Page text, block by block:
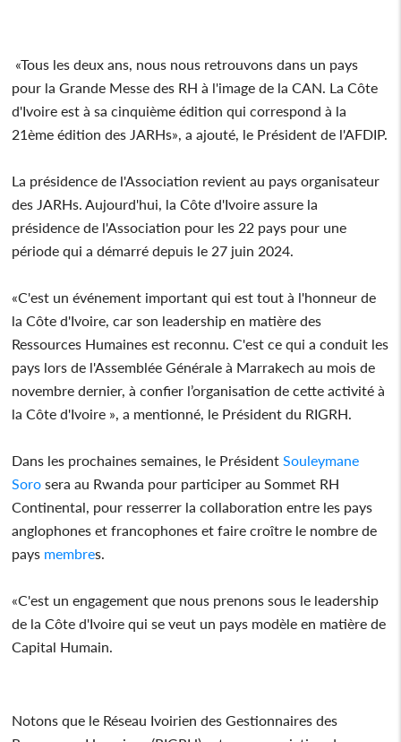
«Tous les deux ans, nous nous retrouvons dans un pays
pour la Grande Messe des RH à l'image de la CAN. La Côte
d'Ivoire est à sa cinquième édition qui correspond à la
21ème édition des JARHs», a ajouté, le Président de l'AFDIP.
La présidence de l'Association revient au pays organisateur
des JARHs. Aujourd'hui, la Côte d'Ivoire assure la
présidence de l'Association pour les 22 pays pour une
période qui a démarré depuis le 27 juin 2024.
«C'est un événement important qui est tout à l'honneur de
la Côte d'Ivoire, car son leadership en matière des
Ressources Humaines est reconnu. C'est ce qui a conduit les
pays lors de l'Assemblée Générale à Marrakech au mois de
novembre dernier, à confier l’organisation de cette activité à
la Côte d'Ivoire », a mentionné, le Président du RIGRH.
Dans les prochaines semaines, le Président Souleymane
Soro sera au Rwanda pour participer au Sommet RH
Continental, pour resserrer la collaboration entre les pays
anglophones et francophones et faire croître le nombre de
pays membres.
«C'est un engagement que nous prenons sous le leadership
de la Côte d'Ivoire qui se veut un pays modèle en matière de
Capital Humain.
Notons que le Réseau Ivoirien des Gestionnaires des